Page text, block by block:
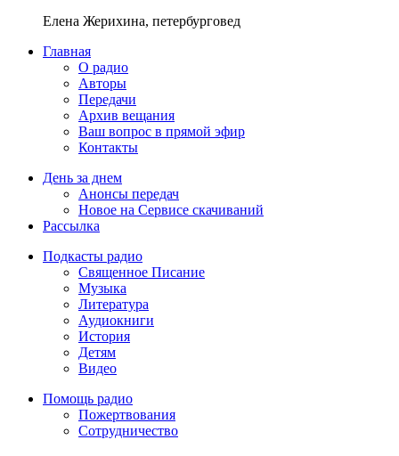
Елена Жерихина, петербурговед
Главная
О радио
Авторы
Передачи
Архив вещания
Ваш вопрос в прямой эфир
Контакты
День за днем
Анонсы передач
Новое на Сервисе скачиваний
Рассылка
Подкасты радио
Священное Писание
Музыка
Литература
Аудиокниги
История
Детям
Видео
Помощь радио
Пожертвования
Сотрудничество